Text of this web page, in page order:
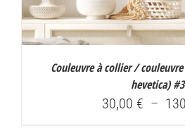
Couleuvre à collier /
hevetica) #3
30,00 € –